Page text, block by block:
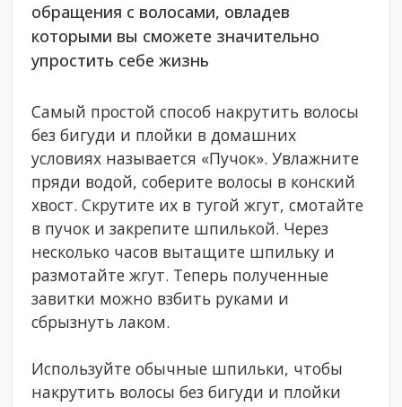
обращения с волосами, овладев
которыми вы сможете значительно
упростить себе жизнь
Самый простой способ накрутить волосы
без бигуди и плойки в домашних
условиях называется «Пучок». Увлажните
пряди водой, соберите волосы в конский
хвост. Скрутите их в тугой жгут, смотайте
в пучок и закрепите шпилькой. Через
несколько часов вытащите шпильку и
размотайте жгут. Теперь полученные
завитки можно взбить руками и
сбрызнуть лаком.
Используйте обычные шпильки, чтобы
накрутить волосы без бигуди и плойки